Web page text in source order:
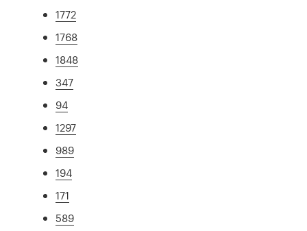
1772
1768
1848
347
94
1297
989
194
171
589